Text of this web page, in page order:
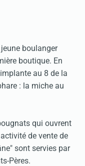
boulanger
boutique. En
au 8 de la
: la miche au
qui ouvrent
de vente de
sont servies par
Pères.